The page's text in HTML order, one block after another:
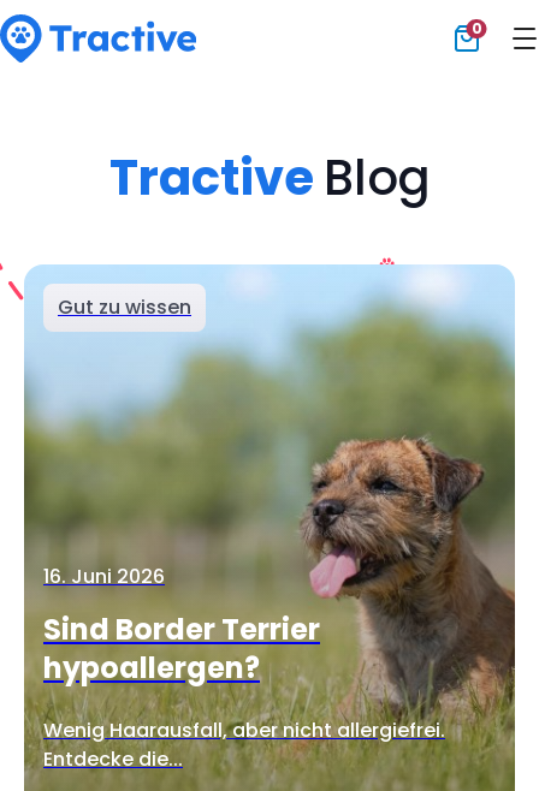
0
Tractive Blog
Gut zu wissen
16. Juni 2026
Sind Border Terrier
hypoallergen?
Wenig Haarausfall, aber nicht allergiefrei.
Entdecke die...